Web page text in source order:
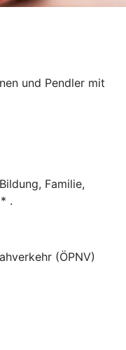
und Pendler mit
Familie,
* .
(ÖPNV)